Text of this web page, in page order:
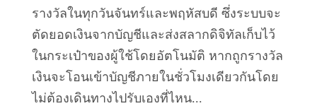
รางวัลในทุกวันจันทร์และพฤหัสบดี ซึ่งระบบจะ
ตัดยอดเงินจากบัญชีและส่งสลากดิจิทัลเก็บไว้
ในกระเป๋าของผู้ใช้โดยอัตโนมัติ หากถูกรางวัล
เงินจะโอนเข้าบัญชีภายในชั่วโมงเดียวกันโดย
ไม่ต้องเดินทางไปรับเองที่ไหน...